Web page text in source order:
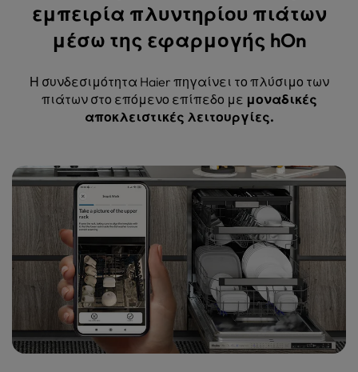
εμπειρία πλυντηρίου πιάτων
μέσω της εφαρμογής hOn
Η συνδεσιμότητα Haier πηγαίνει το πλύσιμο των
πιάτων στο επόμενο επίπεδο με μοναδικές
αποκλειστικές λειτουργίες.